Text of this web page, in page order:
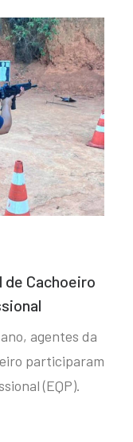
de Cachoeiro
agentes da
participaram
(EQP).